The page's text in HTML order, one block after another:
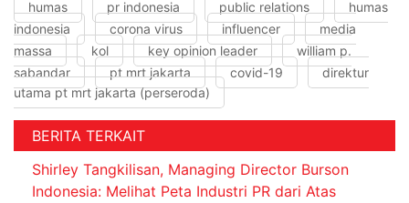
humas pr indonesia public relations
humas
indonesia
corona virus influencer
media
massa
kol key opinion leader
william p.
sabandar
pt mrt jakarta covid-19
direktur
utama pt mrt jakarta (perseroda)
BERITA TERKAIT
Shirley Tangkilisan, Managing Director Burson
Indonesia: Melihat Peta Industri PR dari Atas